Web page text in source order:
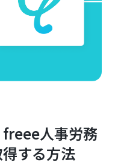
freee人事労務
する方法